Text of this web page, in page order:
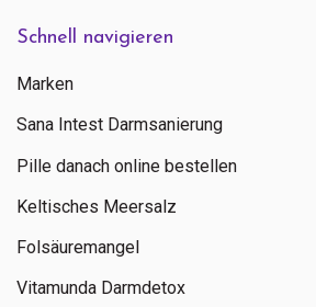
Schnell navigieren
Marken
Sana Intest Darmsanierung
Pille danach online bestellen
Keltisches Meersalz
Folsäuremangel
Vitamunda Darmdetox